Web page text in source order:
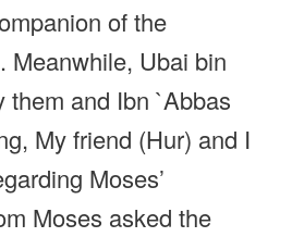
of the
Meanwhile, Ubai bin
them and Ibn `Abbas
My friend (Hur) and I
Moses’
Moses asked the